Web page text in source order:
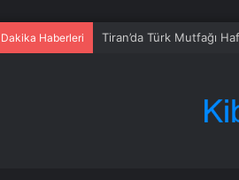
Haberleri Tiran’da Türk Mutfağı